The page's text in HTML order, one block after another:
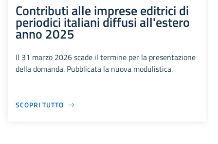
Contributi alle imprese editrici di
periodici italiani diffusi all'estero
anno 2025
Il 31 marzo 2026 scade il termine per la presentazione
della domanda. Pubblicata la nuova modulistica.
SCOPRI TUTTO